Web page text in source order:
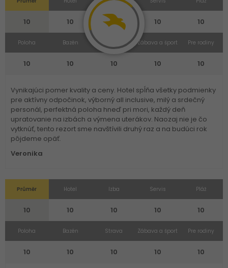
10 10 10 10 10
Poloha
10
Bazén
10 10
Zábava a šport
10
Pre rodiny
10
Vynikajúci pomer kvality a ceny. Hotel spĺňa všetky podmienky
pre aktívny odpočinok, výborný all inclusive, milý a srdečný
personál, perfektná poloha hneď pri mori, každý deň
upratovanie na izbách a výmena uterákov. Naozaj nie je čo
vytknúť, tento rezort sme navštívili druhý raz a na budúci rok
pôjdeme opäť.
Veronika
Průměr
10
Hotel
10
Izba
10
Servis
10
Pláž
10
Poloha
10
Bazén
10
Strava
10
Zábava a šport
10
Pre rodiny
10